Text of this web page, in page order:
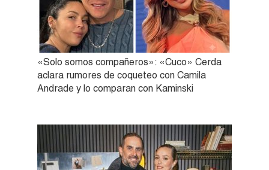
«Solo somos compañeros»: «Cuco» Cerda
aclara rumores de coqueteo con Camila
Andrade y lo comparan con Kaminski